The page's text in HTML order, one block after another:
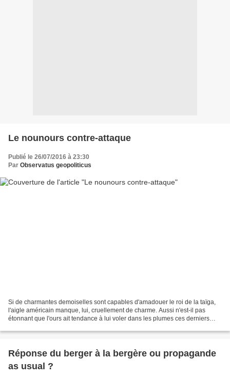
Le nounours contre-attaque
Publié le 26/07/2016 à 23:30
Par Observatus geopoliticus
Si de charmantes demoiselles sont capables d'amadouer le roi de la taïga,
l'aigle américain manque, lui, cruellement de charme. Aussi n'est-il pas
étonnant que l'ours ait tendance à lui voler dans les plumes ces derniers
Réponse du berger à la bergère ou propagande
as usual ?